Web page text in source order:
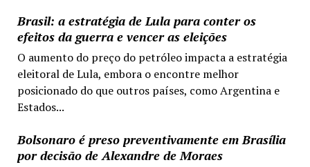
Brasil: a estratégia de Lula para conter os
efeitos da guerra e vencer as eleições
O aumento do preço do petróleo impacta a estratégia
eleitoral de Lula, embora o encontre melhor
posicionado do que outros países, como Argentina e
Estados...
Bolsonaro é preso preventivamente em Brasília
por decisão de Alexandre de Moraes